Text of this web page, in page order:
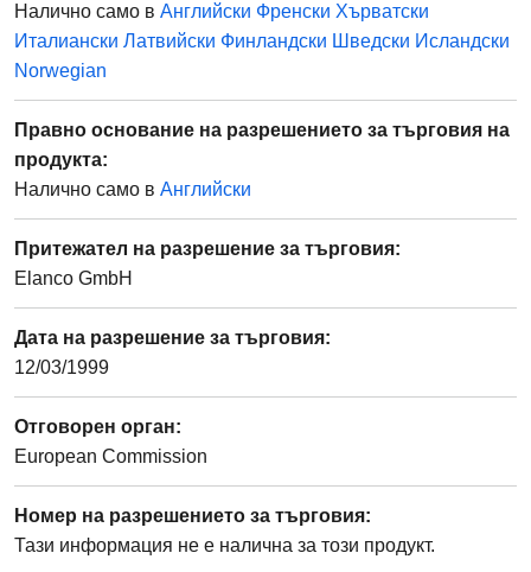
Налично само в Английски Френски Хърватски
Италиански Латвийски Финландски Шведски Исландски
Norwegian
Правно основание на разрешението за търговия на
продукта:
Налично само в Английски
Притежател на разрешение за търговия:
Elanco GmbH
Дата на разрешение за търговия:
12/03/1999
Отговорен орган:
European Commission
Номер на разрешението за търговия:
Тази информация не е налична за този продукт.